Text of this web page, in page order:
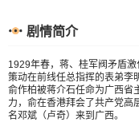
剧情简介
1929年春，蒋、桂军阀矛盾激
策动在前线任总指挥的表弟李
俞作柏被蒋介石任命为广西省
力，俞在香港拜会了共产党高
名邓斌（卢奇）来到广西。